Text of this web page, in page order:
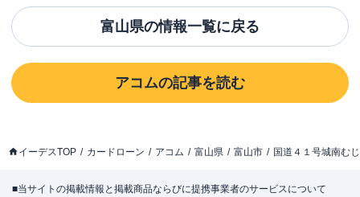
富山県の情報一覧に戻る
アコムの記事を読む
イーデスTOP カードローン アコム 富山県 富山市 国道４１号城南む
■当サイトの掲載情報と掲載商品ならびに提携事業者のサービスについて